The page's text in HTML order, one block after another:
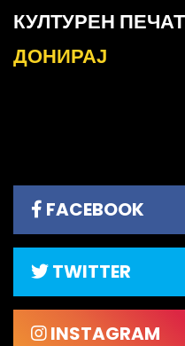
КУЛТУРЕН ПЕЧАТ
ДОНИРАЈ
FACEBOOK
TWITTER
INSTAGRAM